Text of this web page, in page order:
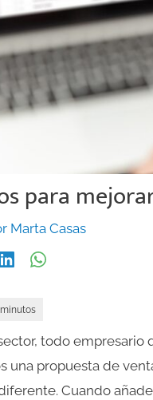
para
Marta Casas
todo
una propuesta de
Cuando